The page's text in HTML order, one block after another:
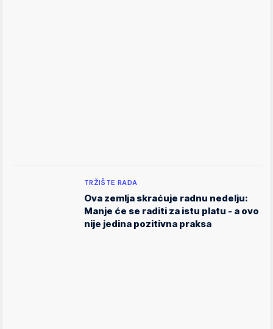
TRŽIŠTE RADA
Ova zemlja skraćuje radnu nedelju:
Manje će se raditi za istu platu - a ovo
nije jedina pozitivna praksa